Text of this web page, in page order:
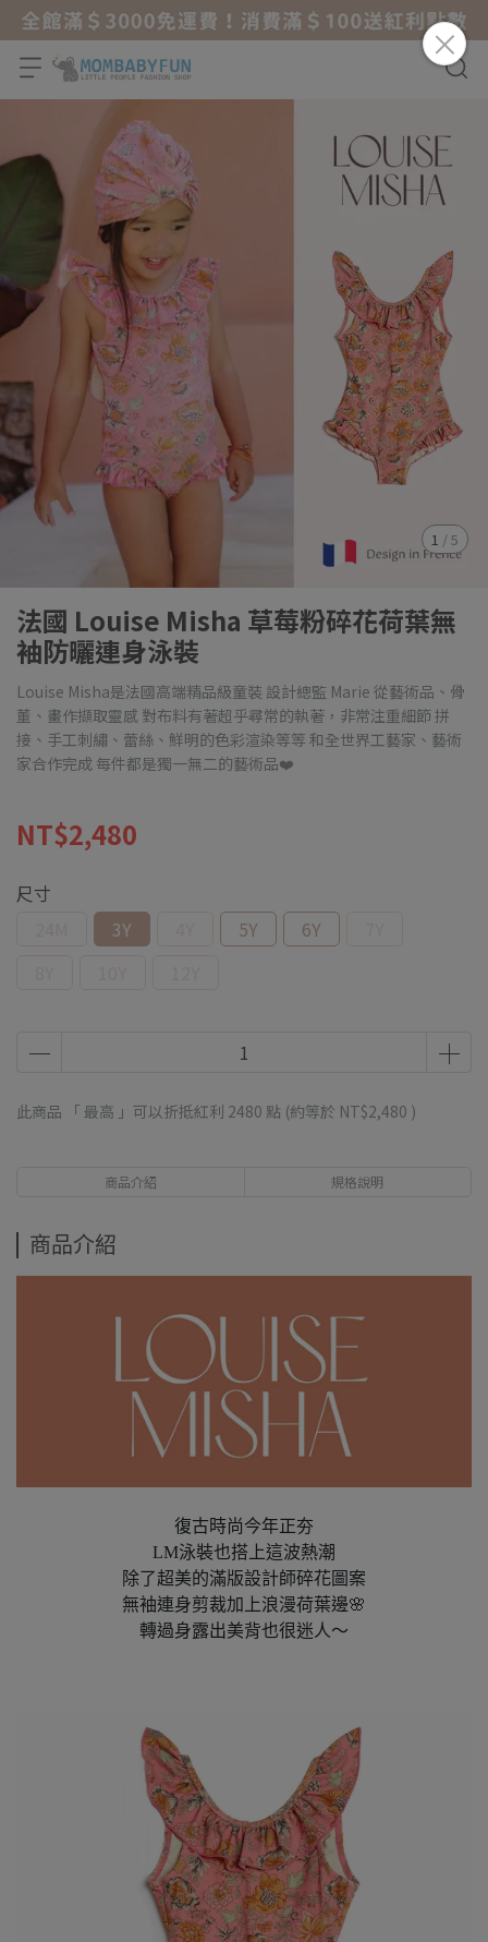
1 /5
法國 Louise Misha 草莓粉碎花荷葉無
袖防曬連身泳裝
Louise Misha是法國高端精品級童裝 設計總監 Marie 從藝術品、骨
董、畫作擷取靈感 對布料有著超乎尋常的執著，非常注重細節 拼
接、手工刺繡、蕾絲、鮮明的色彩渲染等等 和全世界工藝家、藝術
家合作完成 每件都是獨一無二的藝術品❤️
NT$2,480
尺寸
3Y 5Y 6Y
此商品 「 最高 」可以折抵紅利 2480 點 (約等於 NT$2,480 )
商品介紹 規格說明
商品介紹
復古時尚今年正夯
LM泳裝也搭上這波熱潮
除了超美的滿版設計師碎花圖案
無袖連身剪裁加上浪漫荷葉邊🌸
轉過身露出美背也很迷人～